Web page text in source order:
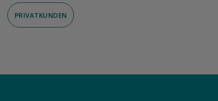
PRIVATKUNDEN